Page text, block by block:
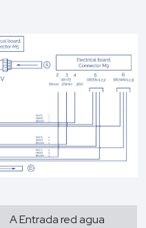
A Entrada red agua